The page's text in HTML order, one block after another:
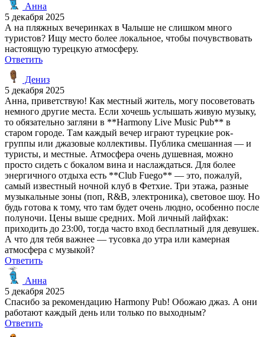
Анна
5 декабря 2025
А на пляжных вечеринках в Чалыше не слишком много
туристов? Ищу место более локальное, чтобы почувствовать
настоящую турецкую атмосферу.
Ответить
Дениз
5 декабря 2025
Анна, приветствую! Как местный житель, могу посоветовать
немного другие места. Если хочешь услышать живую музыку,
то обязательно загляни в **Harmony Live Music Pub** в
старом городе. Там каждый вечер играют турецкие рок-
группы или джазовые коллективы. Публика смешанная — и
туристы, и местные. Атмосфера очень душевная, можно
просто сидеть с бокалом вина и наслаждаться. Для более
энергичного отдыха есть **Club Fuego** — это, пожалуй,
самый известный ночной клуб в Фетхие. Три этажа, разные
музыкальные зоны (поп, R&B, электроника), световое шоу. Но
будь готова к тому, что там будет очень людно, особенно после
полуночи. Цены выше средних. Мой личный лайфхак:
приходить до 23:00, тогда часто вход бесплатный для девушек.
А что для тебя важнее — тусовка до утра или камерная
атмосфера с музыкой?
Ответить
Анна
5 декабря 2025
Спасибо за рекомендацию Harmony Pub! Обожаю джаз. А они
работают каждый день или только по выходным?
Ответить